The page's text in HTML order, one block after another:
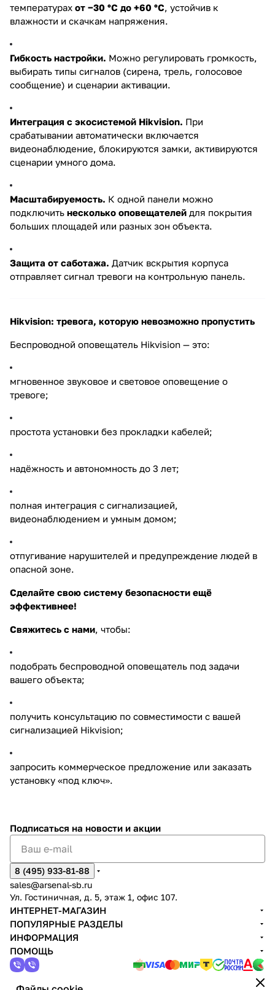
температурах от −30 °C до +60 °C, устойчив к
влажности и скачкам напряжения.
Гибкость настройки. Можно регулировать громкость,
выбирать типы сигналов (сирена, трель, голосовое
сообщение) и сценарии активации.
Интеграция с экосистемой Hikvision. При
срабатывании автоматически включается
видеонаблюдение, блокируются замки, активируются
сценарии умного дома.
Масштабируемость. К одной панели можно
подключить несколько оповещателей для покрытия
больших площадей или разных зон объекта.
Защита от саботажа. Датчик вскрытия корпуса
отправляет сигнал тревоги на контрольную панель.
Hikvision: тревога, которую невозможно пропустить
Беспроводной оповещатель Hikvision — это:
мгновенное звуковое и световое оповещение о
тревоге;
простота установки без прокладки кабелей;
надёжность и автономность до 3 лет;
полная интеграция с сигнализацией,
видеонаблюдением и умным домом;
отпугивание нарушителей и предупреждение людей в
опасной зоне.
Сделайте свою систему безопасности ещё
эффективнее!
Свяжитесь с нами, чтобы:
подобрать беспроводной оповещатель под задачи
вашего объекта;
получить консультацию по совместимости с вашей
сигнализацией Hikvision;
запросить коммерческое предложение или заказать
установку «под ключ».
Подписаться на новости и акции
8 (495) 933-81-88
sales@arsenal-sb.ru
Ул. Гостиничная, д. 5, этаж 1, офис 107.
ИНТЕРНЕТ-МАГАЗИН
ПОПУЛЯРНЫЕ РАЗДЕЛЫ
ИНФОРМАЦИЯ
ПОМОЩЬ